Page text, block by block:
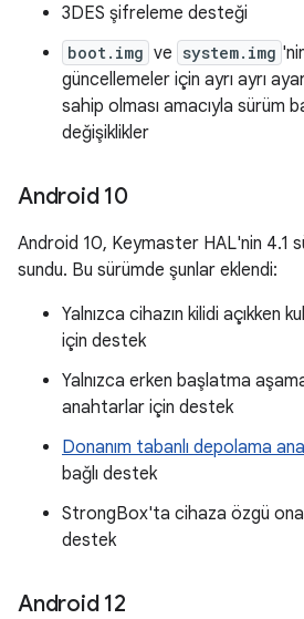
3DES şifreleme desteği
boot.img ve system.img
güncellemeler için ayrı ayrı
sahip olması amacıyla sürüm
değişiklikler
Android 10
Android 10, Keymaster HAL'nin 4.1
sundu. Bu sürümde şunlar eklendi:
Yalnızca cihazın kilidi açıkken
için destek
Yalnızca erken başlatma
anahtarlar için destek
Donanım tabanlı depolama
bağlı destek
StrongBox'ta cihaza özgü
destek
Android 12